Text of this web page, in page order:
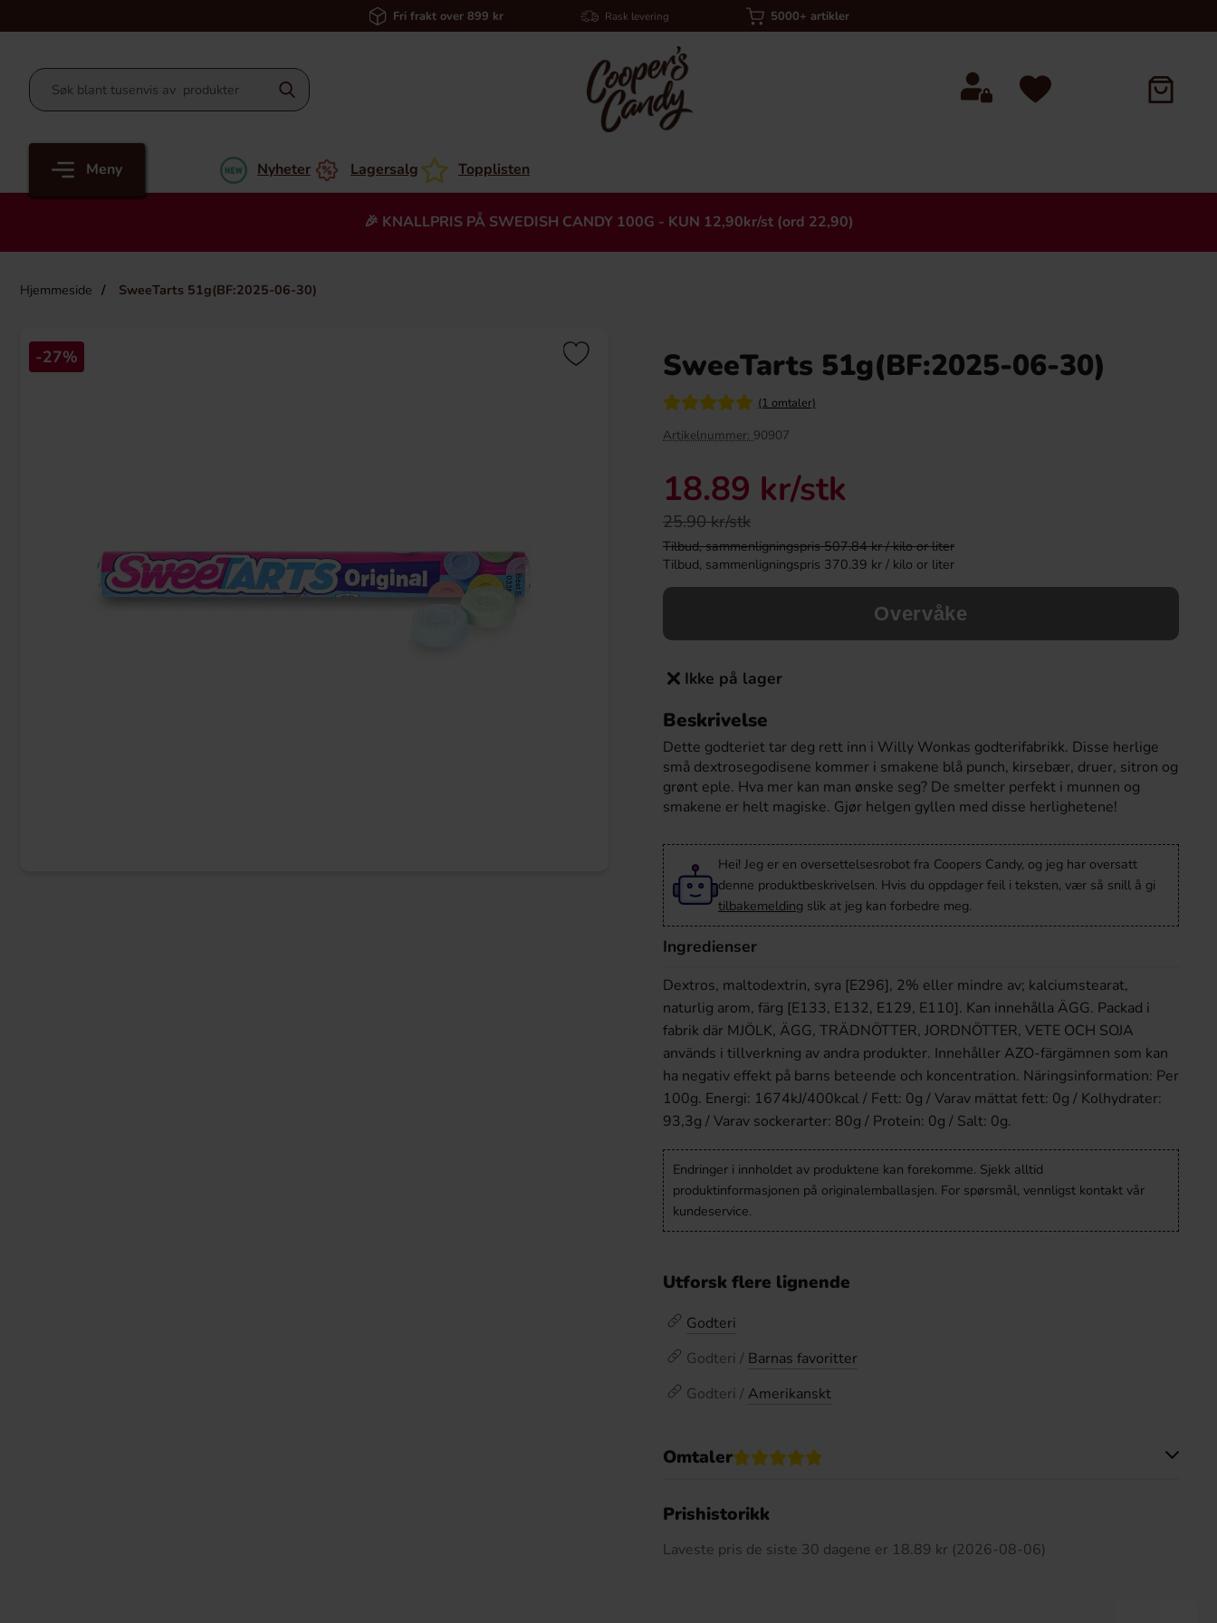
Fri frakt over 899 kr Rask levering 5000+ artikler
Meny Nyheter Lagersalg Topplisten
🎉 KNALLPRIS PÅ SWEDISH CANDY 100G - KUN 12,90kr/st (ord 22,90)
Hjemmeside SweeTarts 51g(BF:2025-06-30)
Heading
Köp Köp
-27% SweeTarts 51g(BF:2025-06-30)
(1 omtaler)
Artikelnummer: 90907
18.89 kr/stk
25.90 kr/stk
Tilbud, sammenligningspris 507.84 kr / kilo or liter
Tilbud, sammenligningspris 370.39 kr / kilo or liter
Overvåke
Ikke på lager
Beskrivelse
Dette godteriet tar deg rett inn i Willy Wonkas godterifabrikk. Disse herlige
små dextrosegodisene kommer i smakene blå punch, kirsebær, druer, sitron og
grønt eple. Hva mer kan man ønske seg? De smelter perfekt i munnen og
smakene er helt magiske. Gjør helgen gyllen med disse herlighetene!
Hei! Jeg er en oversettelsesrobot fra Coopers Candy, og jeg har oversatt
denne produktbeskrivelsen. Hvis du oppdager feil i teksten, vær så snill å gi
tilbakemelding slik at jeg kan forbedre meg.
Ingredienser
Dextros, maltodextrin, syra [E296], 2% eller mindre av; kalciumstearat,
naturlig arom, färg [E133, E132, E129, E110]. Kan innehålla ÄGG. Packad i
fabrik där MJÖLK, ÄGG, TRÄDNÖTTER, JORDNÖTTER, VETE OCH SOJA
används i tillverkning av andra produkter. Innehåller AZO-färgämnen som kan
ha negativ effekt på barns beteende och koncentration. Näringsinformation: Per
100g. Energi: 1674kJ/400kcal / Fett: 0g / Varav mättat fett: 0g / Kolhydrater:
93,3g / Varav sockerarter: 80g / Protein: 0g / Salt: 0g.
Endringer i innholdet av produktene kan forekomme. Sjekk alltid
produktinformasjonen på originalemballasjen. For spørsmål, vennligst kontakt vår
kundeservice.
Utforsk flere lignende
Godteri
Godteri / Barnas favoritter
Godteri / Amerikanskt
Omtaler
Prishistorikk
Laveste pris de siste 30 dagene er 18.89 kr (2026-08-06)